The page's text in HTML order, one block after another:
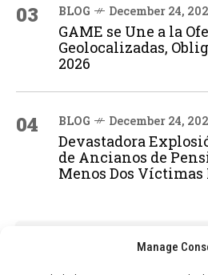
Manage
03 BLOG December 24,
GAME se Une a la
Geolocalizadas,
2026
04 BLOG December 24,
Devastadora
de Ancianos de
Menos Dos Víctimas